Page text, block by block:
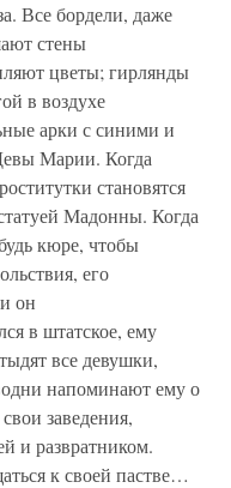
Все бордели, даже
стены
цветы; гирлянды
в воздухе
арки с синими и
Марии. Когда
становятся
Мадонны. Когда
кюре, чтобы
его
он
в штатское, ему
все девушки,
напоминают ему о
заведения,
и развратником.
к своей пастве…